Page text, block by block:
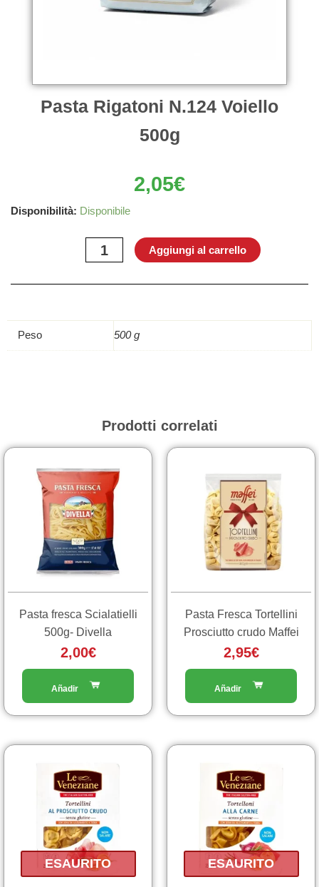
Pasta Rigatoni N.124 Voiello
500g
2,05€
Disponibilità: Disponibile
Pasta
Voiello
Aggiungi al carrello
Peso 500 g
Prodotti correlati
Pasta fresca Scialatielli
500g- Divella
2,00€
Pasta Fresca Tortellini
Prosciutto crudo Maffei
2,95€
ESAURITO ESAURITO